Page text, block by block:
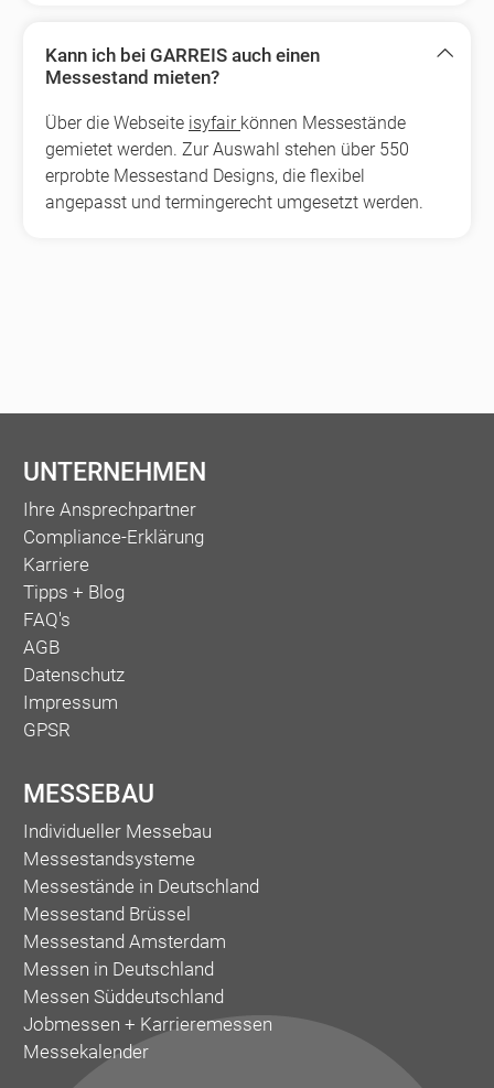
Kann ich bei GARREIS auch einen
Messestand mieten?
Über die Webseite isyfair können Messestände
gemietet werden. Zur Auswahl stehen über 550
erprobte Messestand Designs, die flexibel
angepasst und termingerecht umgesetzt werden.
UNTERNEHMEN
Ihre Ansprechpartner
Compliance-Erklärung
Karriere
Tipps + Blog
FAQ's
AGB
Datenschutz
Impressum
GPSR
MESSEBAU
Individueller Messebau
Messestandsysteme
Messestände in Deutschland
Messestand Brüssel
Messestand Amsterdam
Messen in Deutschland
Messen Süddeutschland
Jobmessen + Karrieremessen
Messekalender